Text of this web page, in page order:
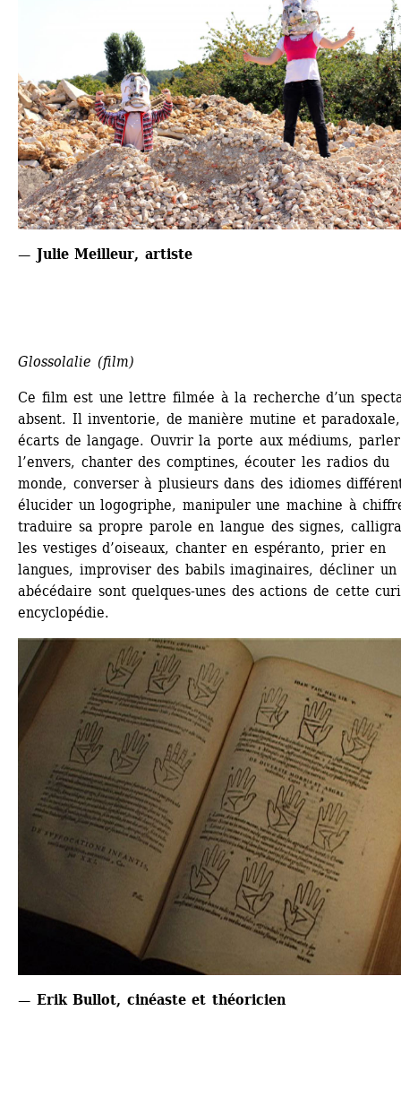
— Julie Meilleur, artiste
Glossolalie (film)
Ce film est une lettre filmée à la recherche d’un
absent. Il inventorie, de manière mutine et
écarts de langage. Ouvrir la porte aux médiums,
l’envers, chanter des comptines, écouter les radios du
monde, converser à plusieurs dans des idiomes
élucider un logogriphe, manipuler une machine à
traduire sa propre parole en langue des signes,
les vestiges d’oiseaux, chanter en espéranto, prier en
langues, improviser des babils imaginaires, décliner un
abécédaire sont quelques-unes des actions de cette
encyclopédie.
— Erik Bullot, cinéaste et théoricien